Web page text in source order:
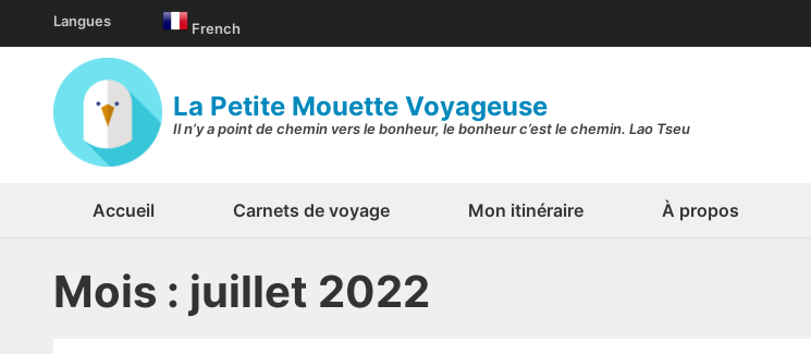
contenu
(Pressez
Entrée)
Langues French
La Petite Mouette Voyageuse
Il n’y a point de chemin vers le bonheur, le bonheur c’est le chemin. Lao Tseu
Accueil Carnets de voyage Mon itinéraire À propos
Mois : juillet 2022